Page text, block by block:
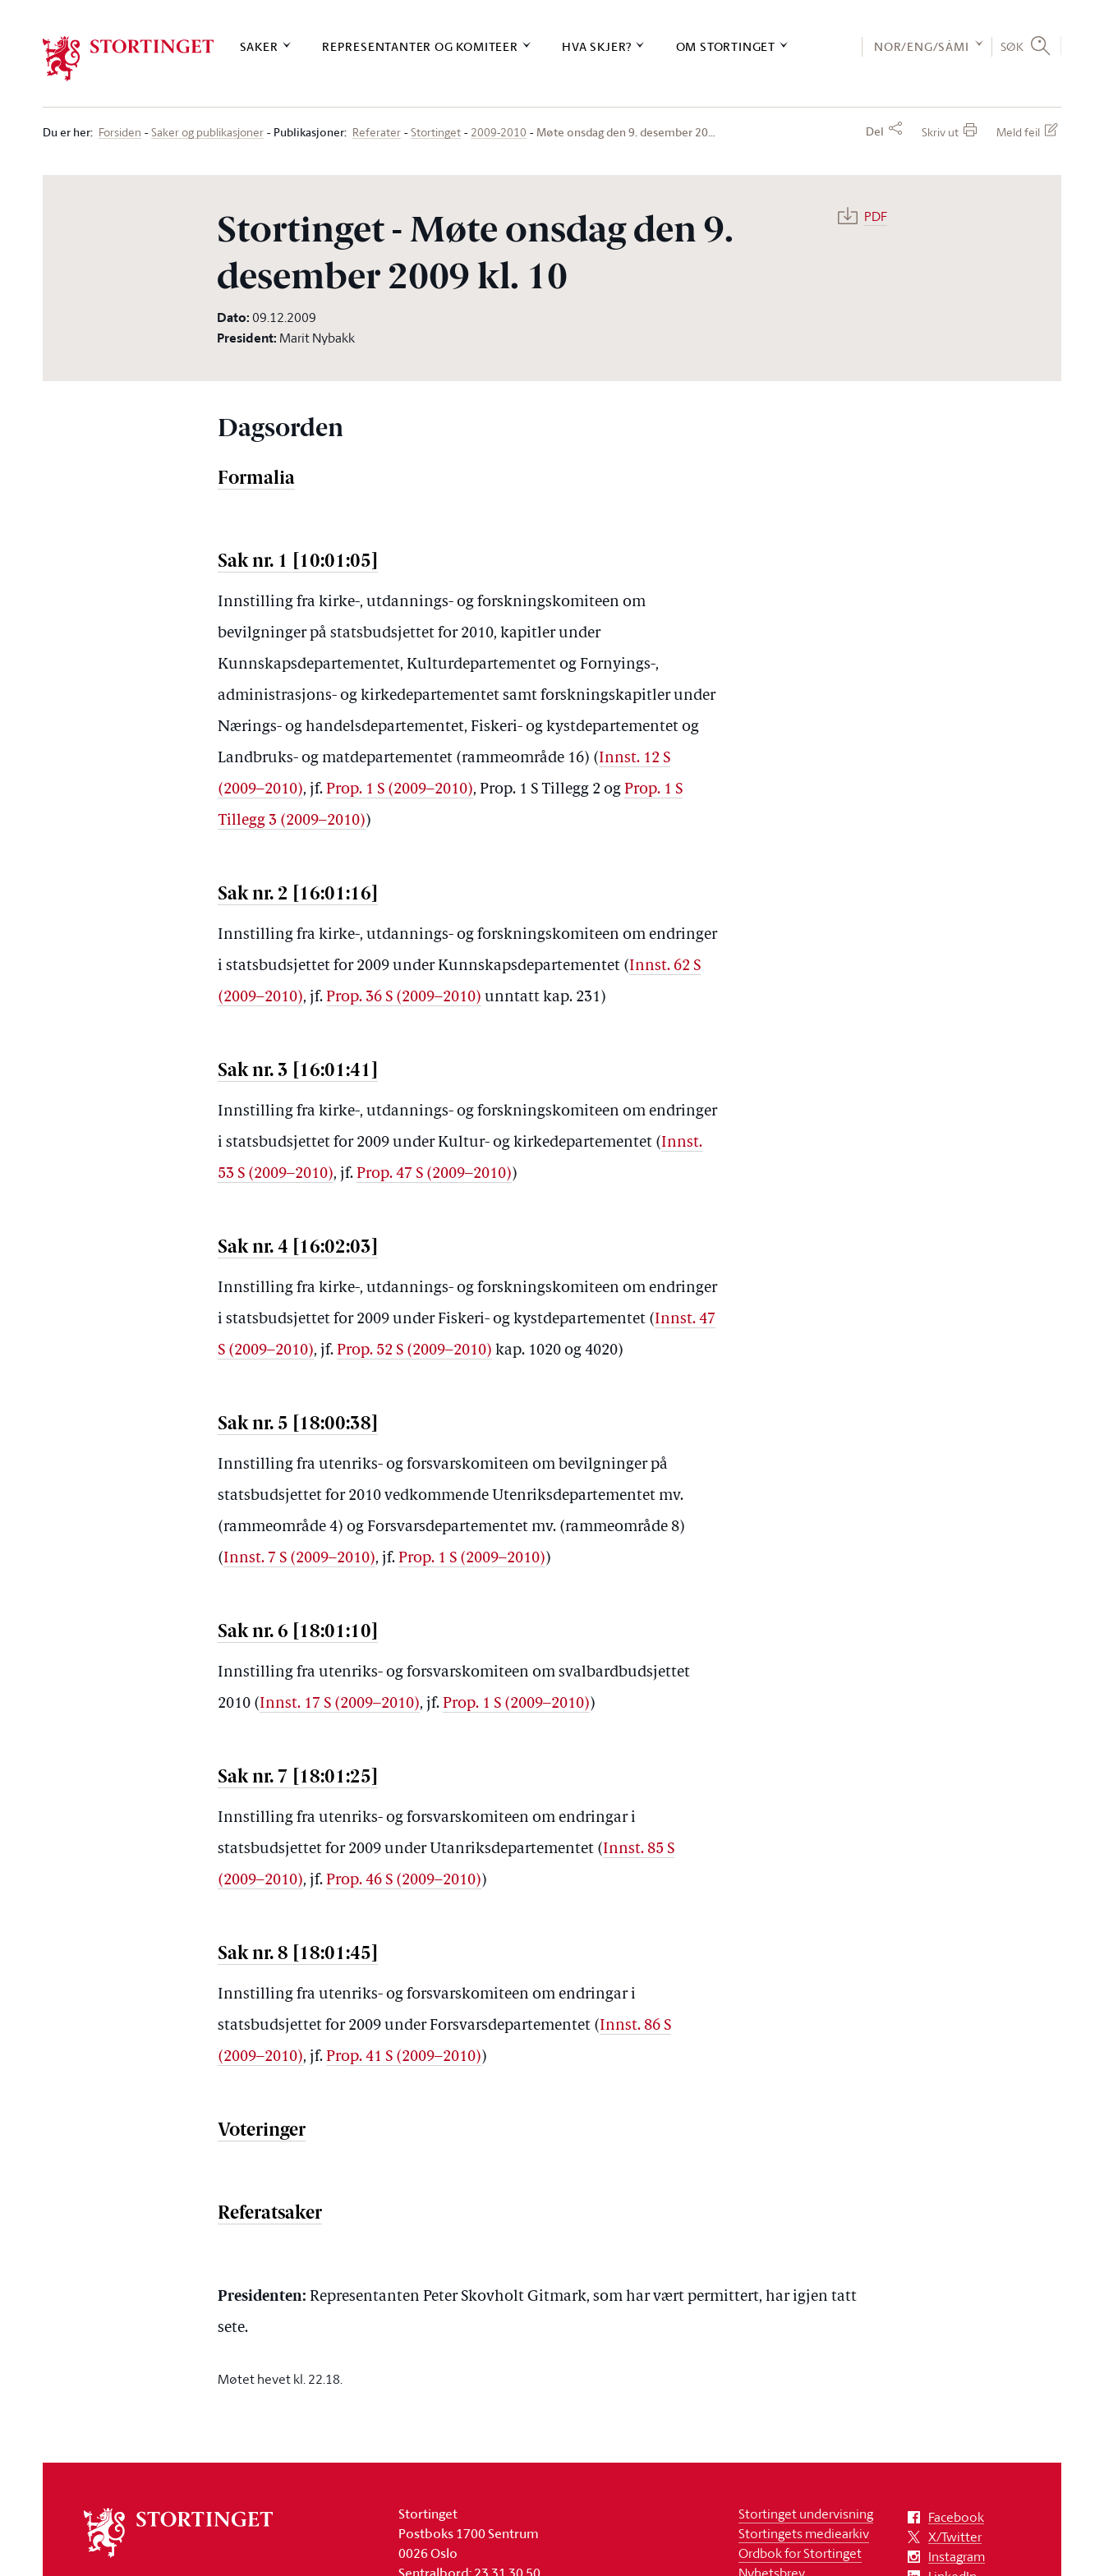
SAKER REPRESENTANTER OG KOMITEER HVA SKJER? OM STORTINGET NOR/ENG/SÁMI SØK
Du er her: Forsiden Saker og publikasjoner Publikasjoner: Referater Stortinget 2009-2010 Møte onsdag den 9. desember 20… Del Skriv ut Meld feil
Stortinget - Møte onsdag den 9.
desember 2009 kl. 10
Dato:09.12.2009
President: Marit Nybakk
PDF
Dagsorden
Formalia
Sak nr. 1 [10:01:05]
Innstilling fra kirke-, utdannings- og forskningskomiteen om
bevilgninger på statsbudsjettet for 2010, kapitler under
Kunnskapsdepartementet, Kulturdepartementet og Fornyings-,
administrasjons- og kirkedepartementet samt forskningskapitler under
Nærings- og handelsdepartementet, Fiskeri- og kystdepartementet og
Landbruks- og matdepartementet (rammeområde 16) (Innst. 12 S
(2009–2010), jf.Prop. 1 S (2009–2010), Prop. 1 S Tillegg 2 ogProp. 1 S
Tillegg 3 (2009–2010))
Sak nr. 2 [16:01:16]
Innstilling fra kirke-, utdannings- og forskningskomiteen om endringer
i statsbudsjettet for 2009 under Kunnskapsdepartementet (Innst. 62 S
(2009–2010), jf.Prop. 36 S (2009–2010) unntatt kap. 231)
Sak nr. 3 [16:01:41]
Innstilling fra kirke-, utdannings- og forskningskomiteen om endringer
i statsbudsjettet for 2009 under Kultur- og kirkedepartementet (Innst.
53 S (2009–2010), jf.Prop. 47 S (2009–2010))
Sak nr. 4 [16:02:03]
Innstilling fra kirke-, utdannings- og forskningskomiteen om endringer
i statsbudsjettet for 2009 under Fiskeri- og kystdepartementet (Innst. 47
S (2009–2010), jf.Prop. 52 S (2009–2010) kap. 1020 og 4020)
Sak nr. 5 [18:00:38]
Innstilling fra utenriks- og forsvarskomiteen om bevilgninger på
statsbudsjettet for 2010 vedkommende Utenriksdepartementet mv.
(rammeområde 4) og Forsvarsdepartementet mv. (rammeområde 8)
(Innst. 7 S (2009–2010), jf.Prop. 1 S (2009–2010))
Sak nr. 6 [18:01:10]
Innstilling fra utenriks- og forsvarskomiteen om svalbardbudsjettet
2010 (Innst. 17 S (2009–2010), jf.Prop. 1 S (2009–2010))
Sak nr. 7 [18:01:25]
Innstilling fra utenriks- og forsvarskomiteen om endringar i
statsbudsjettet for 2009 under Utanriksdepartementet (Innst. 85 S
(2009–2010), jf.Prop. 46 S (2009–2010))
Sak nr. 8 [18:01:45]
Innstilling fra utenriks- og forsvarskomiteen om endringar i
statsbudsjettet for 2009 under Forsvarsdepartementet (Innst. 86 S
(2009–2010), jf.Prop. 41 S (2009–2010))
Voteringer
Referatsaker
Presidenten: Representanten Peter SkovholtGitmark, som har vært permittert, har igjen tatt
sete.
Møtet hevet kl. 22.18.
stortinget
Stortinget
Postboks 1700 Sentrum
0026 Oslo
Stortinget undervisning
Stortingets mediearkiv
Ordbok for Stortinget
Facebook
X/Twitter
Instagram